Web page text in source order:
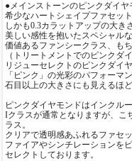
●メインストーンのピンクダイヤ
希少なハートシェイプファセッ
しかも0.3カラットアップの大き
美しい感性を抱いたスペシャル
価値あるファンシークラス、も
（トリートメントでのピンクダ
リジューセレクトのピンクダイ
「ピンク」の光彩のパフォーマ
石目以上の大きさにも見えるほ
ピンクダイヤモンドはインクル
Iクラスが通常となりますが、こ
ラス。
クリアで透明感あふれるファセ
ファイアやシンチレーションを
セレクトしております。